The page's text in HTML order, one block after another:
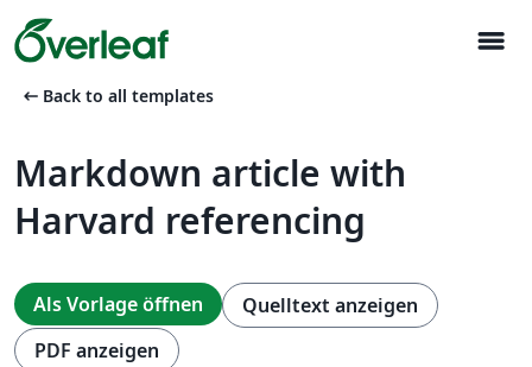
menu
arrow_left_alt Back to all templates
Markdown article with
Harvard referencing
Als Vorlage öffnen
Quelltext anzeigen
PDF anzeigen